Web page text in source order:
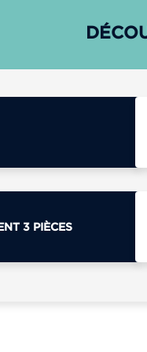
3 PIÈCES